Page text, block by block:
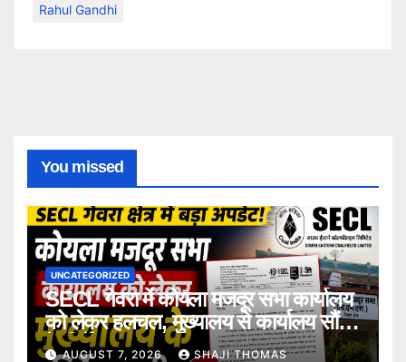
Rahul Gandhi
You missed
UNCATEGORIZED
SECL गेवरा में कोयला मजदूर सभा कार्यालय
को लेकर हलचल, मुख्यालय से कार्यालय सौंपने
के निर्देश।
AUGUST 7, 2026 SHAJI THOMAS